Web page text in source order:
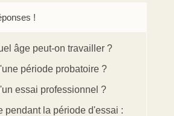
!
âge peut-on travailler ?
période probatoire ?
essai professionnel ?
pendant la période d'essai :